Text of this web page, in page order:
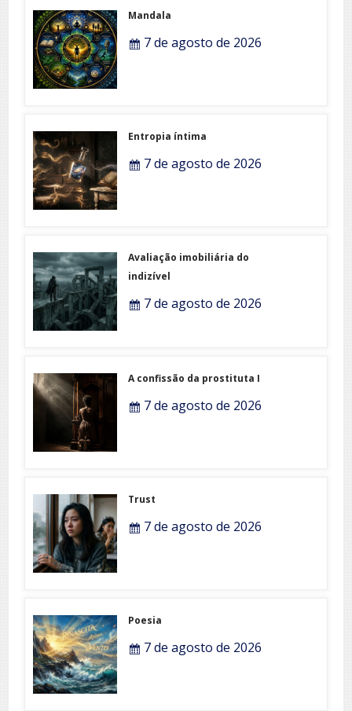
Mandala
7 de agosto de 2026
Entropia íntima
7 de agosto de 2026
Avaliação imobiliária do
indizível
7 de agosto de 2026
A confissão da prostituta I
7 de agosto de 2026
Trust
7 de agosto de 2026
Poesia
7 de agosto de 2026